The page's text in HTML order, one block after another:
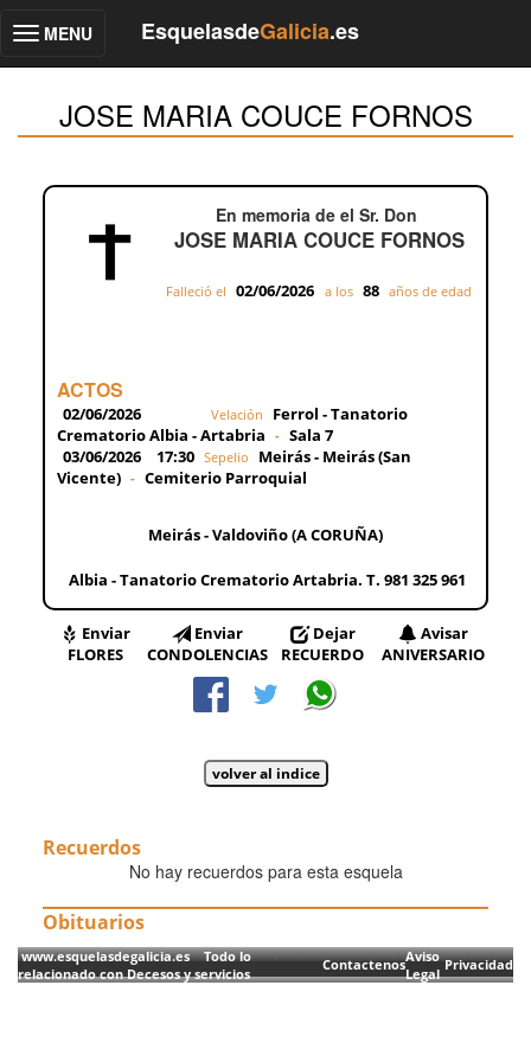
Toggle
MENU EsquelasdeGalicia.es
JOSE MARIA COUCE FORNOS
En memoria de el Sr. Don
JOSE MARIA COUCE FORNOS
Falleció el 02/06/2026 a los 88 años de edad
ACTOS
02/06/2026 Velación
Ferrol - Tanatorio
Crematorio Albia - Artabria - Sala 7
03/06/2026
17:30 Sepelio
Meirás - Meirás (San
Vicente) - Cemiterio Parroquial
Meirás - Valdoviño (A CORUÑA)
Albia - Tanatorio Crematorio Artabria. T. 981 325 961
Enviar
FLORES
Enviar
CONDOLENCIAS
Dejar
RECUERDO
Avisar
ANIVERSARIO
Recuerdos
No hay recuerdos para esta esquela
Obituarios
www.esquelasdegalicia.es Todo lo
relacionado con Decesos y servicios
ContactenosAviso
Legal
Privacidad